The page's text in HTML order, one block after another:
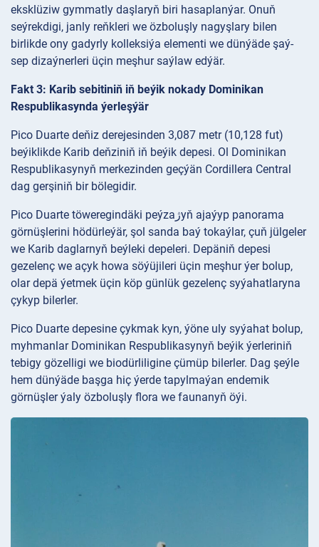
eksklüziw gymmatly daşlaryň biri hasaplanýar. Onuň
seýrekdigi, janly reňkleri we özboluşly nagyşlary bilen
birlikde ony gadyrly kolleksiýa elementi we dünýäde şaý-
sep dizaýnerleri üçin meşhur saýlaw edýär.
Fakt 3: Karib sebitiniň iň beýik nokady Dominikan
Respublikasynda ýerleşýär
Pico Duarte deňiz derejesinden 3,087 metr (10,128 fut)
beýiklikde Karib deňziniň iň beýik depesi. Ol Dominikan
Respublikasynyň merkezinden geçýän Cordillera Central
dag gerşiniň bir bölegidir.
Pico Duarte töweregindäki peýzaژyň ajaýyp panorama
görnüşlerini hödürleýär, şol sanda baý tokaýlar, çuň jülgeler
we Karib daglarnyň beýleki depeleri. Depäniň depesi
gezelenç we açyk howa söýüjileri üçin meşhur ýer bolup,
olar depä ýetmek üçin köp günlük gezelenç syýahatlaryna
çykyp bilerler.
Pico Duarte depesine çykmak kyn, ýöne uly syýahat bolup,
myhmanlar Dominikan Respublikasynyň beýik ýerleriniň
tebigy gözelligi we biodürliligine çümüp bilerler. Dag şeýle
hem dünýäde başga hiç ýerde tapylmaýan endemik
görnüşler ýaly özboluşly flora we faunanyň öýi.